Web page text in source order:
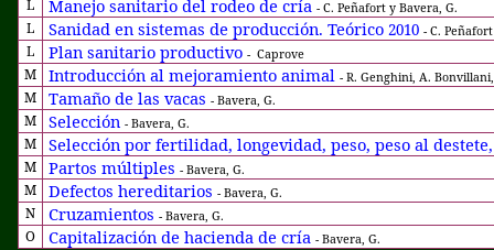
L Manejo sanitario del rodeo de cría - C. Peñafort y Bavera, G.
L Sanidad en sistemas de producción. Teórico 2010 - C. Peñafort
L Plan sanitario productivo - Caprove
M Introducción al mejoramiento animal - R. Genghini, A.
M Tamaño de las vacas - Bavera, G.
M Selección - Bavera, G.
M Selección por fertilidad, longevidad, peso, peso al
M Partos múltiples - Bavera, G.
M Defectos hereditarios - Bavera, G.
N Cruzamientos - Bavera, G.
O Capitalización de hacienda de cría - Bavera, G.